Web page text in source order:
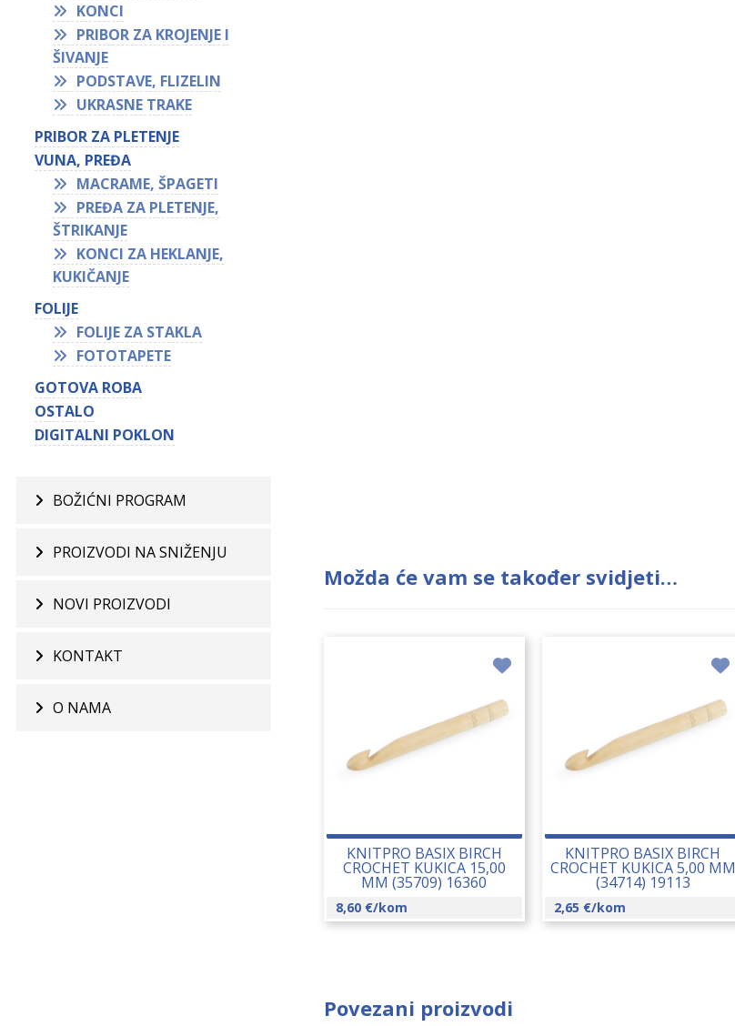
Možda će vam se također svidjeti…
KNITPRO BASIX BIRCH
CROCHET KUKICA 15,00
MM (35709) 16360
8,60 €/kom
KNITPRO BASIX BIRCH
CROCHET KUKICA 5,00 MM
(34714) 19113
2,65 €/kom
Povezani proizvodi
KONCI
PRIBOR ZA KROJENJE I
ŠIVANJE
PODSTAVE, FLIZELIN
UKRASNE TRAKE
PRIBOR ZA PLETENJE
VUNA, PREĐA
MACRAME, ŠPAGETI
PREĐA ZA PLETENJE,
ŠTRIKANJE
KONCI ZA HEKLANJE,
KUKIČANJE
FOLIJE
FOLIJE ZA STAKLA
FOTOTAPETE
GOTOVA ROBA
OSTALO
DIGITALNI POKLON
BOŽIĆNI PROGRAM
PROIZVODI NA SNIŽENJU
NOVI PROIZVODI
KONTAKT
O NAMA